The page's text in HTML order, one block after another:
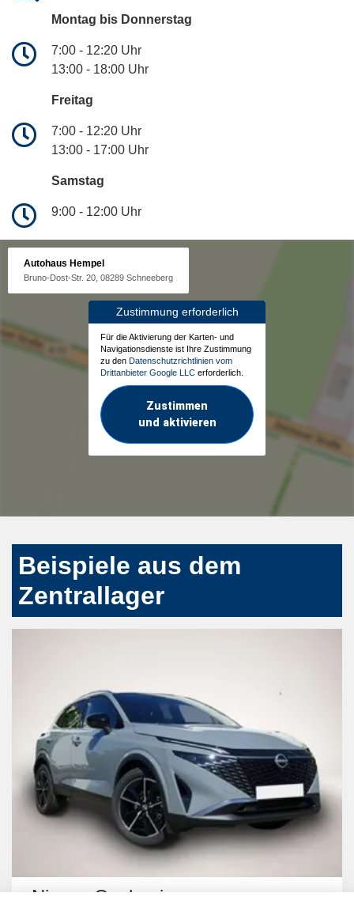
Montag bis Donnerstag
7:00 - 12:20 Uhr
13:00 - 18:00 Uhr
Freitag
7:00 - 12:20 Uhr
13:00 - 17:00 Uhr
Samstag
9:00 - 12:00 Uhr
Autohaus Hempel
Bruno-Dost-Str. 20, 08289 Schneeberg
Zustimmung erforderlich
Für die Aktivierung der Karten- und
Navigationsdienste ist Ihre Zustimmung
zu den Datenschutzrichtlinien vom
Drittanbieter Google LLC erforderlich.
Zustimmen
und aktivieren
Beispiele aus dem
Zentrallager
Nissan Qashqai